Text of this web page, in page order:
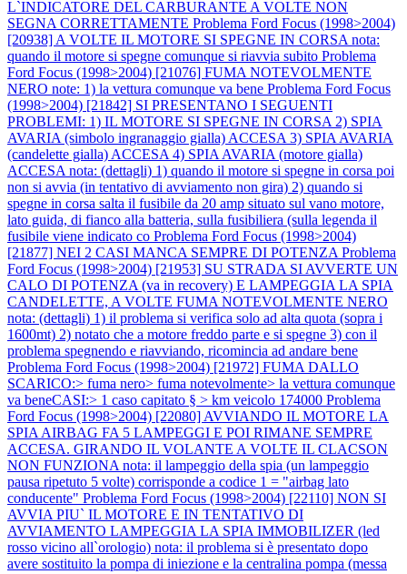
L`INDICATORE DEL CARBURANTE A VOLTE NON
SEGNA CORRETTAMENTE Problema Ford Focus (1998>2004)
[20938] A VOLTE IL MOTORE SI SPEGNE IN CORSA nota:
quando il motore si spegne comunque si riavvia subito Problema
Ford Focus (1998>2004) [21076] FUMA NOTEVOLMENTE
NERO note: 1) la vettura comunque va bene Problema Ford Focus
(1998>2004) [21842] SI PRESENTANO I SEGUENTI
PROBLEMI: 1) IL MOTORE SI SPEGNE IN CORSA 2) SPIA
AVARIA (simbolo ingranaggio gialla) ACCESA 3) SPIA AVARIA
(candelette gialla) ACCESA 4) SPIA AVARIA (motore gialla)
ACCESA nota: (dettagli) 1) quando il motore si spegne in corsa poi
non si avvia (in tentativo di avviamento non gira) 2) quando si
spegne in corsa salta il fusibile da 20 amp situato sul vano motore,
lato guida, di fianco alla batteria, sulla fusibiliera (sulla legenda il
fusibile viene indicato co Problema Ford Focus (1998>2004)
[21877] NEI 2 CASI MANCA SEMPRE DI POTENZA Problema
Ford Focus (1998>2004) [21953] SU STRADA SI AVVERTE UN
CALO DI POTENZA (va in recovery) E LAMPEGGIA LA SPIA
CANDELETTE, A VOLTE FUMA NOTEVOLMENTE NERO
nota: (dettagli) 1) il problema si verifica solo ad alta quota (sopra i
1600mt) 2) notato che a motore freddo parte e si spegne 3) con il
problema spegnendo e riavviando, ricomincia ad andare bene
Problema Ford Focus (1998>2004) [21972] FUMA DALLO
SCARICO:> fuma nero> fuma notevolmente> la vettura comunque
va beneCASI:> 1 caso capitato § > km veicolo 174000 Problema
Ford Focus (1998>2004) [22080] AVVIANDO IL MOTORE LA
SPIA AIRBAG FA 5 LAMPEGGI E POI RIMANE SEMPRE
ACCESA. GIRANDO IL VOLANTE A VOLTE IL CLACSON
NON FUNZIONA nota: il lampeggio della spia (un lampeggio
pausa ripetuto 5 volte) corrisponde a codice 1 = "airbag lato
conducente" Problema Ford Focus (1998>2004) [22110] NON SI
AVVIA PIU` IL MOTORE E IN TENTATIVO DI
AVVIAMENTO LAMPEGGIA LA SPIA IMMOBILIZER (led
rosso vicino all`orologio) nota: il problema si è presentato dopo
avere sostituito la pompa di iniezione e la centralina pompa (messa